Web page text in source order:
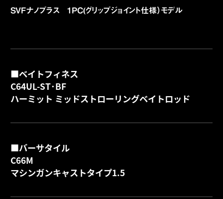
SVFナノプラス 1PC(グリップジョイント仕様）モデル
■ベイトフィネス
C64UL-ST･BF
ハーミット ミッドストローリングベイトロッド
■バーサタイル
C66M
マシンガンキャストタイプ1.5